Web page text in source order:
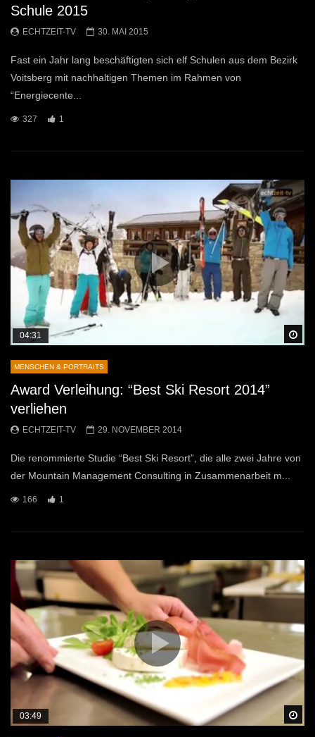
Schule 2015
ECHTZEIT-TV 30. MAI 2015
Fast ein Jahr lang beschäftigten sich elf Schulen aus dem Bezirk
Voitsberg mit nachhaltigen Themen im Rahmen von
“Energiecente...
327 1
04:31
MENSCHEN & PORTRAITS
Award Verleihung: “Best Ski Resort 2014”
verliehen
ECHTZEIT-TV 29. NOVEMBER 2014
Die renommierte Studie “Best Ski Resort”, die alle zwei Jahre von
der Mountain Management Consulting in Zusammenarbeit m...
166 1
03:49